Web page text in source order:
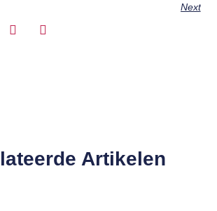
Next
Artikelen